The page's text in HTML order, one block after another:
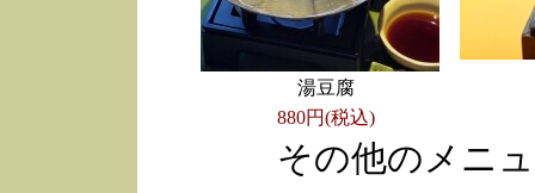
湯豆腐
880円(税込)
その他のメニ